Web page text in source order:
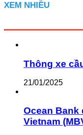
XEM NHIỀU
Thông xe
21/01/2025
Ocean Bank
Vietnam